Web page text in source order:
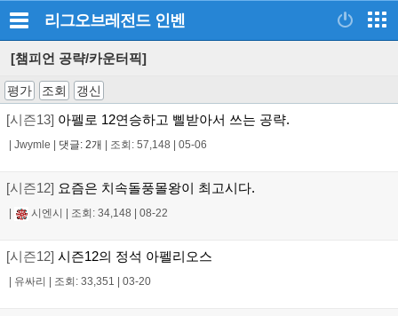
리그오브레전드 인벤
[챔피언 공략/카운터픽]
평가 조회 갱신
[시즌13] 아펠로 12연승하고 삘받아서 쓰는 공략.
Jwymle 댓글: 2개 조회: 57,148 05-06
[시즌12] 요즘은 치속돌풍몰왕이 최고시다.
시엔시 조회: 34,148 08-22
[시즌12] 시즌12의 정석 아펠리오스
유싸리 조회: 33,351 03-20